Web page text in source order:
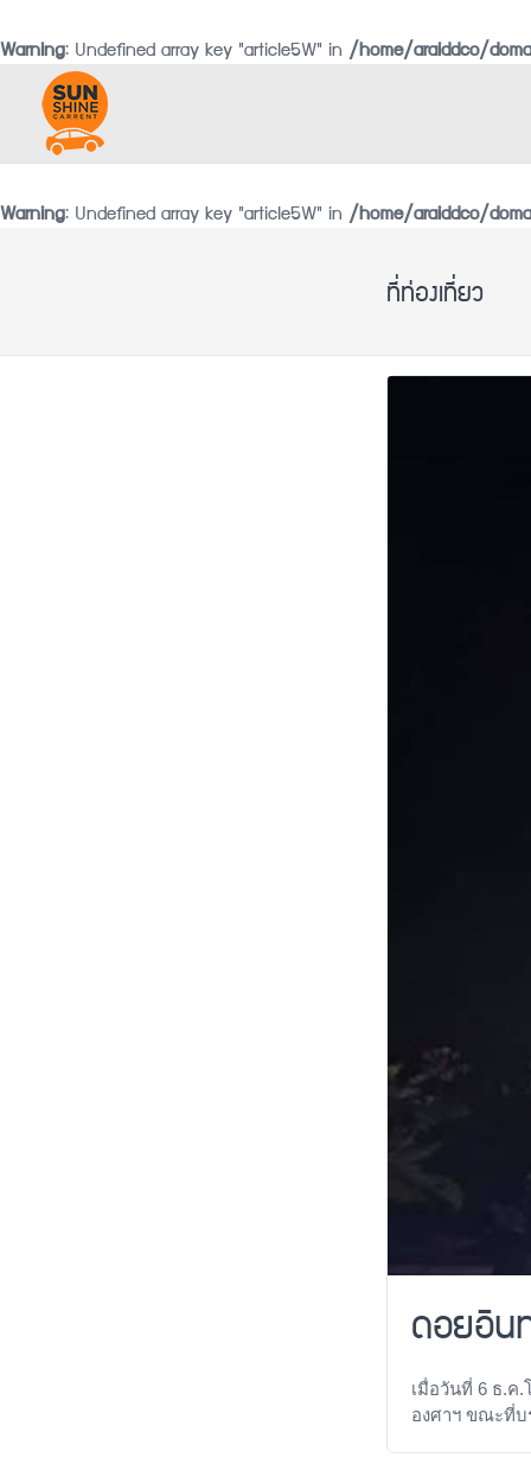
Warning: Undefined array key "article5W" in /home/araiddco/
Warning: Undefined array key "article5W" in /home/araiddco/
ที่ท่องเที่ยว
ดอยอิน
เมื่อวันที่ 6 ธ.ค
องศาฯ ขณะที่บ